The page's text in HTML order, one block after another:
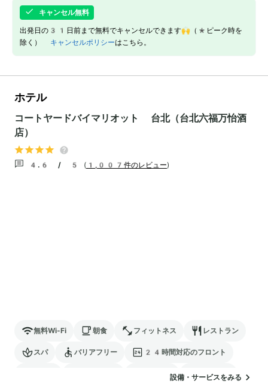
キャンセル無料
出発日の31日前まで無料でキャンセルできます🙌（*ピーク時を
除く） キャンセルポリシーはこちら。
ホテル
コートヤードバイマリオット 台北（台北六福万怡酒
店）
4.6 / 5 ( 1,007件のレビュー)
無料Wi-Fi 朝食 フィットネス レストラン
スパ バリアフリー 24時間対応のフロント
空港送迎 ペットOK
設備・サービスをみる